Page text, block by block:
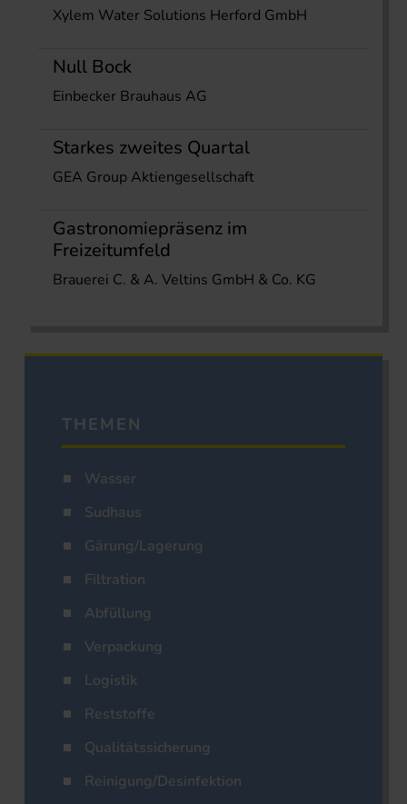
Xylem Water Solutions Herford GmbH
Null Bock
Einbecker Brauhaus AG
Starkes zweites Quartal
GEA Group Aktiengesellschaft
Gastronomiepräsenz im
Freizeitumfeld
Brauerei C. & A. Veltins GmbH & Co. KG
THEMEN
Wasser
Sudhaus
Gärung/Lagerung
Filtration
Abfüllung
Verpackung
Logistik
Reststoffe
Qualitätssicherung
Reinigung/Desinfektion